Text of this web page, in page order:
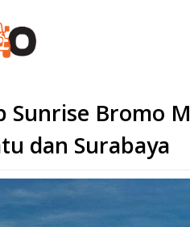
Sunrise Bromo
dan Surabaya